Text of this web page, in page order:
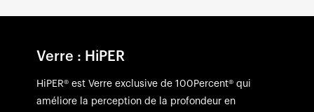
Verre : HiPER
HiPER® est Verre exclusive de 100Percent® qui
améliore la perception de la profondeur en